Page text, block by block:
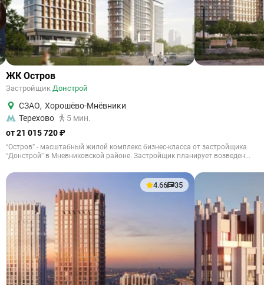
ЖК Остров
Застройщик Донстрой
СЗАО, Хорошёво-Мнёвники
Терехово
5 мин.
от 21 015 720 ₽
“Остров” - масштабный жилой комплекс бизнес-класса от застройщика
“Донстрой” в Мневниковской районе. Застройщик планирует возведен...
4.66 35